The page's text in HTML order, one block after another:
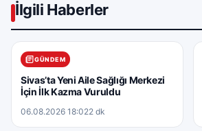
İlgili Haberler
GÜNDEM
Sivas’ta Yeni Aile Sağlığı Merkezi
İçin İlk Kazma Vuruldu
06.08.2026 18:022 dk